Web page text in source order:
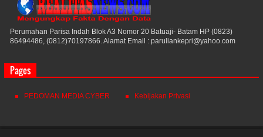
Perumahan Parisa Indah Blok A3 Nomor 20 Batuaji- Batam HP (0823)
86494486, (0812)70197866. Alamat Email : paruliankepri@yahoo.com
Pages
PEDOMAN MEDIA CYBER Kebijakan Privasi